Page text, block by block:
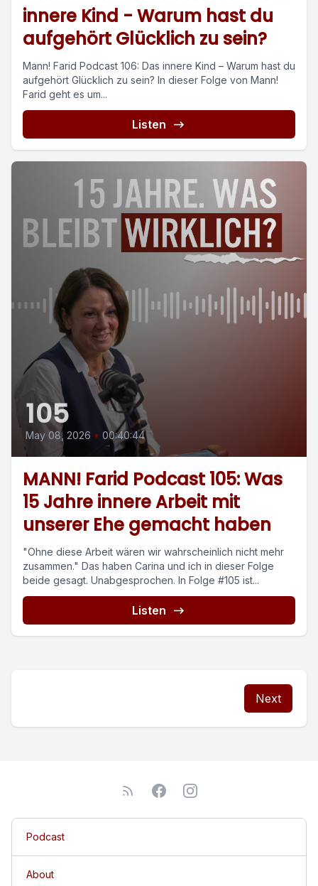
innere Kind - Warum hast du
aufgehört Glücklich zu sein?
Mann! Farid Podcast 106: Das innere Kind – Warum hast du
aufgehört Glücklich zu sein? In dieser Folge von Mann!
Farid geht es um...
Listen
105
May 08, 2026 • 00:40:44
MANN! Farid Podcast 105: Was
15 Jahre innere Arbeit mit
unserer Ehe gemacht haben
"Ohne diese Arbeit wären wir wahrscheinlich nicht mehr
zusammen." Das haben Carina und ich in dieser Folge
beide gesagt. Unabgesprochen. In Folge #105 ist...
Listen
Next
Podcast
About